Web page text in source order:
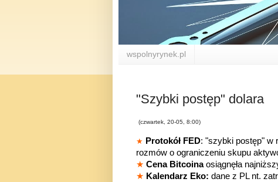
wspolnyrynek.pl
"Szybki postęp" dolara
(czwartek, 20-05, 8:00)
★ Protokół FED: "szybki postęp" w
rozmów o ograniczeniu skupu
★ Cena Bitcoinaosiągnęła
★ Kalendarz Eko: dane z PL nt.